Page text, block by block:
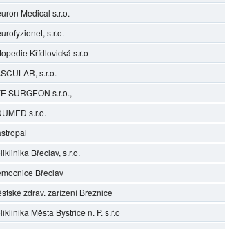
Medical s.r.o.
s.r.o.
Křídlovická s.r.o
s.r.o.
SURGEON s.r.o.,
s.r.o.
Břeclav, s.r.o.
Břeclav
zdrav. zařízení Březnice
Města Bystřice n. P. s.r.o